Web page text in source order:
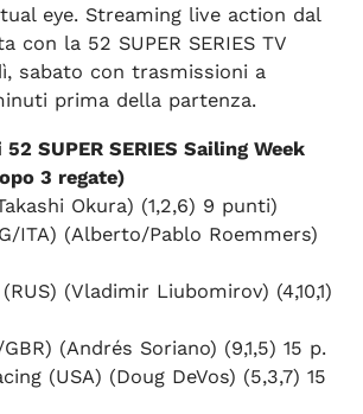
eye. Streaming live action dal
con la 52 SUPER SERIES TV
sabato con trasmissioni a
prima della partenza.
SUPER SERIES Sailing Week
3 regate)
Okura) (1,2,6) 9 punti)
ITA) (Alberto/Pablo Roemmers)
(Vladimir Liubomirov) (4,10,1)
(Andrés Soriano) (9,1,5) 15 p.
(USA) (Doug DeVos) (5,3,7) 15